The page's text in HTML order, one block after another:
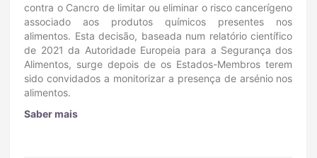
contra o Cancro de limitar ou eliminar o risco cancerígeno
associado aos produtos químicos presentes nos
alimentos. Esta decisão, baseada num relatório científico
de 2021 da Autoridade Europeia para a Segurança dos
Alimentos, surge depois de os Estados-Membros terem
sido convidados a monitorizar a presença de arsénio nos
alimentos.
Saber mais